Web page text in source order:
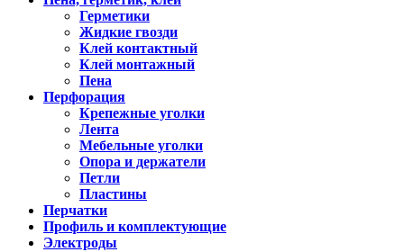
Герметики
Жидкие гвозди
Клей контактный
Клей монтажный
Пена
Перфорация
Крепежные уголки
Лента
Мебельные уголки
Опора и держатели
Петли
Пластины
Перчатки
Профиль и комплектующие
Электроды